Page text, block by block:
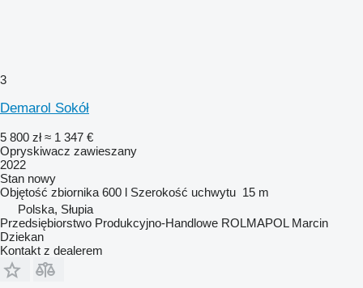
3
Demarol Sokół
5 800 zł ≈ 1 347 €
Opryskiwacz zawieszany
2022
Stan nowy
Objętość zbiornika 600 l Szerokość uchwytu 15 m
Polska, Słupia
Przedsiębiorstwo Produkcyjno-Handlowe ROLMAPOL Marcin
Dziekan
Kontakt z dealerem